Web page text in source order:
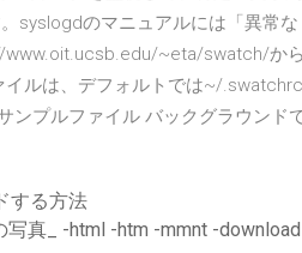
syslogdのマニュアルには「異常
www.oit.ucsb.edu/~eta/swatch/か
ルは、デフォルトでは~/
ンプルファイル バックグラウンド
する方法
写真_ -html -htm -mmnt -